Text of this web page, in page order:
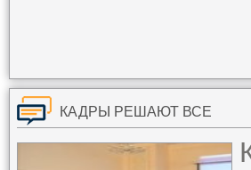
КАДРЫ РЕШАЮТ ВСЕ